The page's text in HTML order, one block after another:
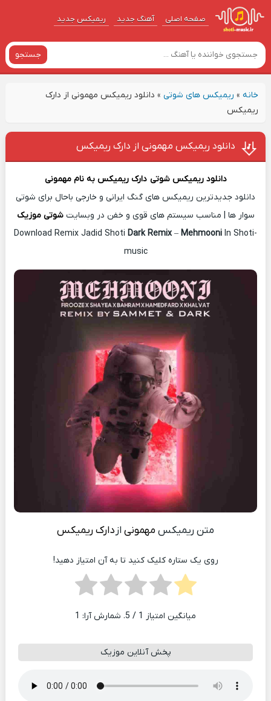
صفحه اصلی آهنگ‌ جدید ریمیکس جدید
جستجو
خانه» ریمیکس های شوتی» دانلود ریمیکس مهمونی از دارک
ریمیکس
دانلود ریمیکس مهمونی از دارک ریمیکس
دانلود ریمیکس شوتی دارک ریمیکس به ناممهمونی
دانلود جدیدترین ریمیکس های گنگ ایرانی و خارجی باحال برای شوتی
سوار ها | مناسب سیستم های قوی و خفن در وبسایتشوتی موزیک
Download Remix Jadid Shoti Dark Remix– Mehmooni In Shoti-
music
متن ریمیکس مهمونی از دارک ریمیکس
روی یک ستاره کلیک کنید تا به آن امتیاز دهید!
میانگین امتیاز 1 / 5. شمارش آرا: 1
پخش آنلاین موزیک